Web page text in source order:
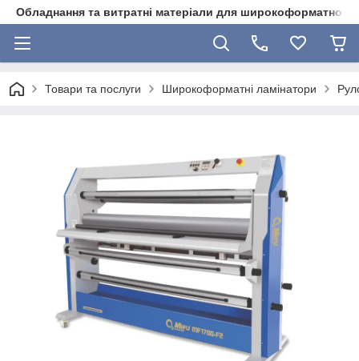
Обладнання та витратні матеріали для широкоформатного
Товари та послуги Широкоформатні ламінатори